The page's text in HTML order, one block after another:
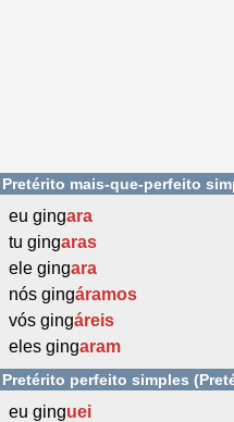
Pretérito mais-que-perfeito
eu gingara
tu gingaras
ele gingara
nós gingáramos
vós gingáreis
eles gingaram
Pretérito perfeito simples
eu ginguei